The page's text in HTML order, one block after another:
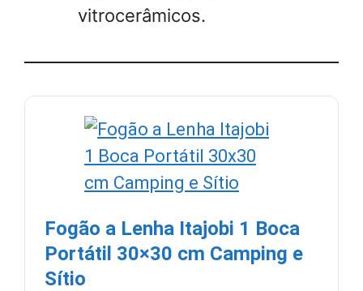
vitrocerâmicos.
Fogão a Lenha Itajobi 1 Boca
Portátil 30×30 cm Camping e
Sítio